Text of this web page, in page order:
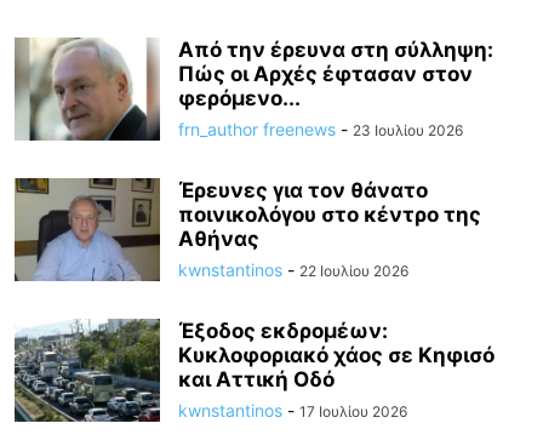
Από την έρευνα στη σύλληψη:
Πώς οι Αρχές έφτασαν στον
φερόμενο...
frn_author freenews - 23 Ιουλίου 2026
Έρευνες για τον θάνατο
ποινικολόγου στο κέντρο της
Αθήνας
kwnstantinos - 22 Ιουλίου 2026
Έξοδος εκδρομέων:
Κυκλοφοριακό χάος σε Κηφισό
και Αττική Οδό
kwnstantinos - 17 Ιουλίου 2026